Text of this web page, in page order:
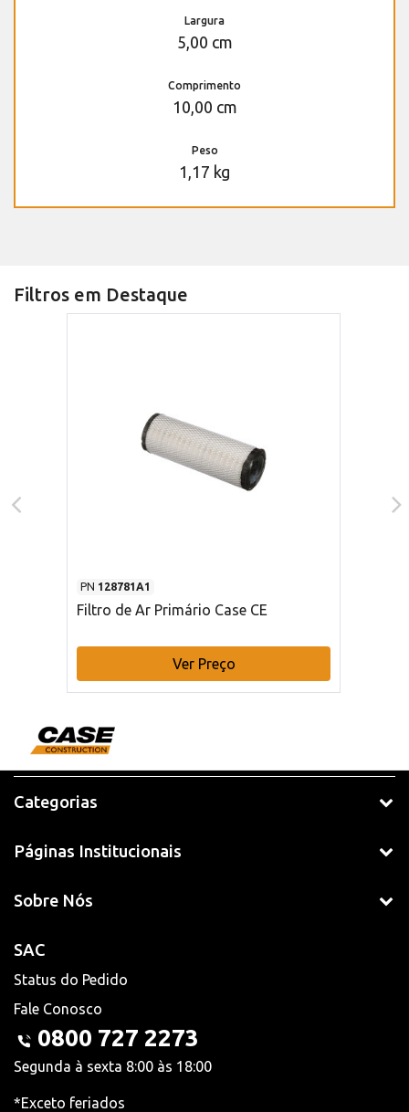
Largura
5,00 cm
Comprimento
10,00 cm
Peso
1,17 kg
Filtros em Destaque
PN 128781A1
Filtro de Ar Primário Case CE
Ver Preço
Categorias
Páginas Institucionais
Sobre Nós
SAC
Status do Pedido
Fale Conosco
0800 727 2273
Segunda à sexta 8:00 às 18:00
*Exceto feriados